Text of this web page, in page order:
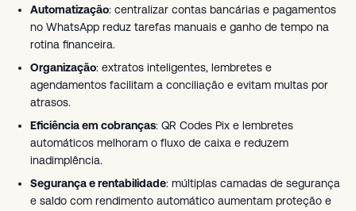
Automatização: centralizar contas bancárias e pagamentos
no WhatsApp reduz tarefas manuais e ganho de tempo na
rotina financeira.
Organização: extratos inteligentes, lembretes e
agendamentos facilitam a conciliação e evitam multas por
atrasos.
Eficiência em cobranças: QR Codes Pix e lembretes
automáticos melhoram o fluxo de caixa e reduzem
inadimplência.
Segurança e rentabilidade: múltiplas camadas de segurança
e saldo com rendimento automático aumentam proteção e